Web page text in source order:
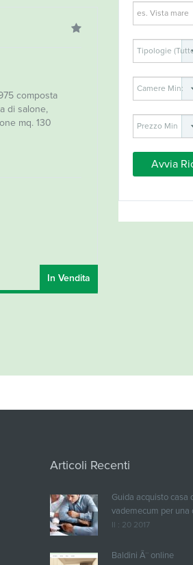
composta
di salone,
mq. 130
In Vendita
Articoli Recenti
Guida acquisto casa
vademecum per una
Il : 20 2017
Baldini Ã¨ online